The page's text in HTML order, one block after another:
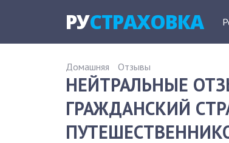
РУСТРАХОВКА
Домашняя Отзывы
НЕЙТРАЛЬНЫЕ
ГРАЖДАНСКИЙ